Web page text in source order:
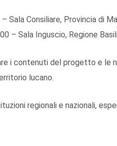
Sala Consiliare, Provincia di
– Sala Inguscio, Regione
i contenuti del progetto e le
lucano.
regionali e nazionali,